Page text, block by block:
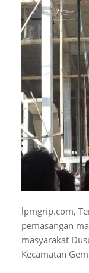
lpmgrip.com,
pemasangan
masyarakat
Kecamatan